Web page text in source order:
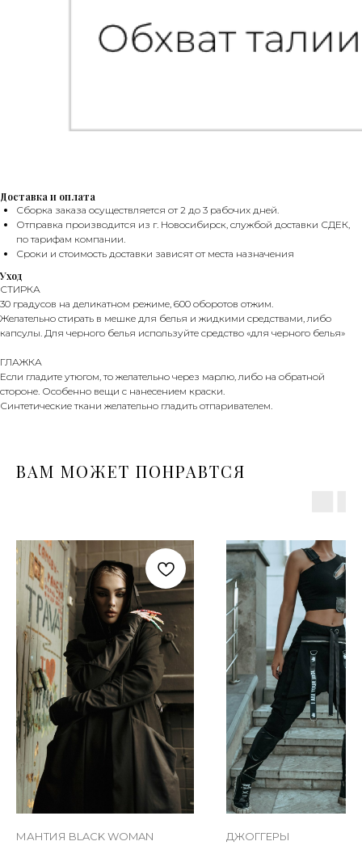
Доставка и оплата
Сборка заказа осуществляется от 2 до 3 рабочих дней.
Отправка производится из г. Новосибирск, службой доставки СДЕК,
по тарифам компании.
Сроки и стоимость доставки зависят от места назначения
Уход
СТИРКА
30 градусов на деликатном режиме, 600 оборотов отжим.
Желательно стирать в мешке для белья и жидкими средствами, либо
капсулы. Для черного белья используйте средство «для черного белья»
ГЛАЖКА
Если гладите утюгом, то желательно через марлю, либо на обратной
стороне. Особенно вещи с нанесением краски.
Синтетические ткани желательно гладить отпаривателем.
ВАМ МОЖЕТ ПОНРАВТСЯ
МАНТИЯ BLACK WOMAN ДЖОГГЕРЫ
БОНУСЫ